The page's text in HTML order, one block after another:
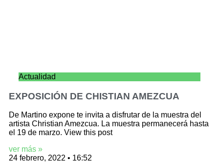
Actualidad
EXPOSICIÓN DE CHISTIAN AMEZCUA
De Martino expone te invita a disfrutar de la muestra del
artista Christian Amezcua. La muestra permanecerá hasta
el 19 de marzo. View this post
ver más »
24 febrero, 2022
16:52